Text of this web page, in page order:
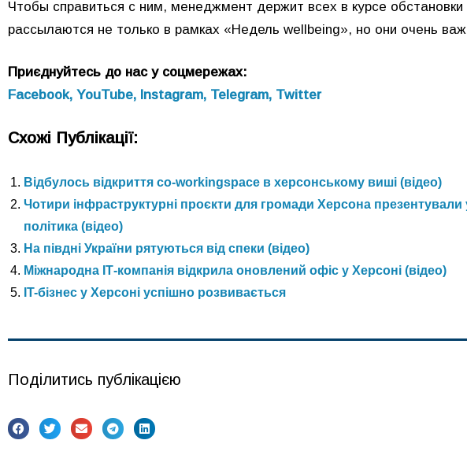
Чтобы справиться с ним, менеджмент держит всех в курсе
рассылаются не только в рамках «Недель wellbeing», но они очень
Приєднуйтесь до нас у соцмережах:
Facebook, YouTube, Instagram, Telegram, Twitter
Схожі Публікації:
Відбулось відкриття co-workingspace в херсонському виші (відео)
Чотири інфраструктурні проєкти для громади Херсона
політика (відео)
На півдні України рятуються від спеки (відео)
Міжнародна ІТ-компанія відкрила оновлений офіс у Херсоні (відео)
IT-бізнес у Херсоні успішно розвивається
Поділитись публікацією